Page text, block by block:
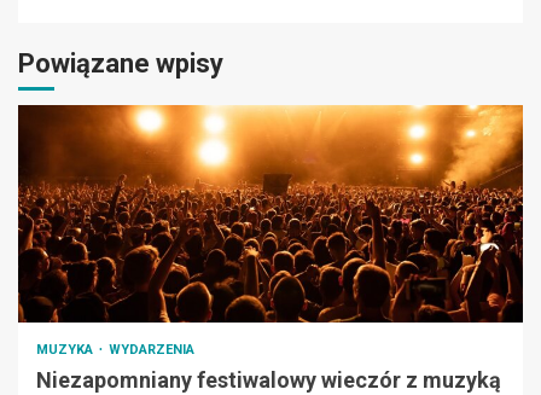
Powiązane wpisy
MUZYKA WYDARZENIA
Niezapomniany festiwalowy wieczór z muzyką